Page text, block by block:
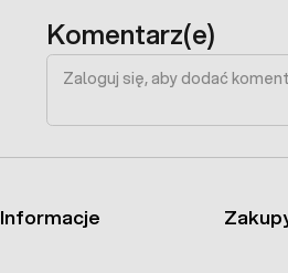
Komentarz(e)
Informacje